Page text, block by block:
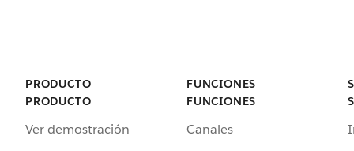
PRODUCTO
PRODUCTO
Ver demostración
FUNCIONES
FUNCIONES
Canales